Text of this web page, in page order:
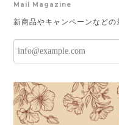
Mail Magazine
新商品やキャンペーンなどの